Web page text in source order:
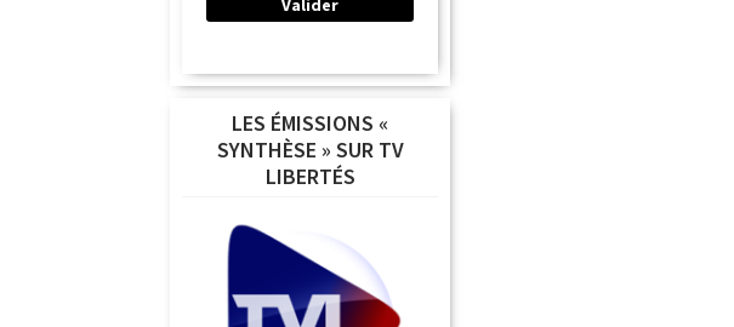
LES ÉMISSIONS «
SYNTHÈSE » SUR TV
LIBERTÉS